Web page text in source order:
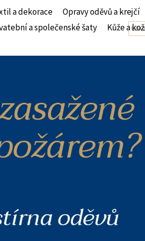
a dekorace Opravy oděvů a krejčí
a společenské šaty Kůže a